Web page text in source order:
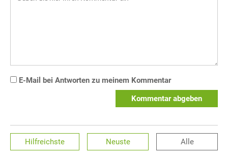
E-Mail bei Antworten zu meinem Kommentar
Kommentar abgeben
Hilfreichste Neuste Alle